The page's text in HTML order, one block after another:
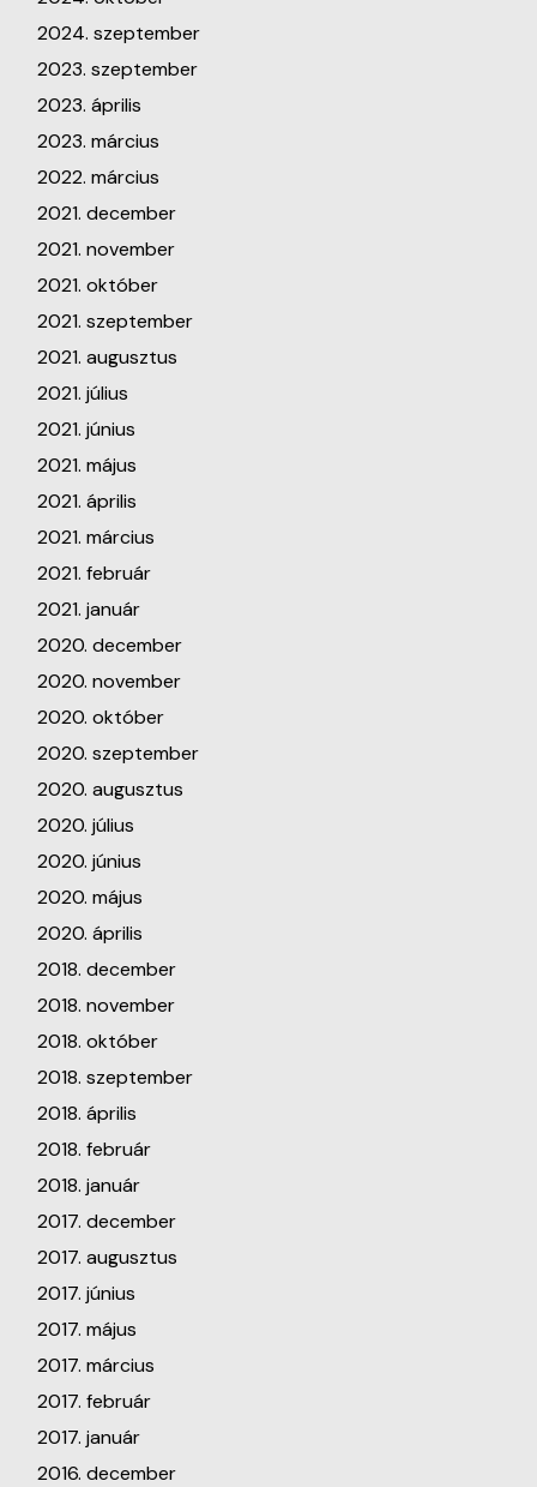
2024. szeptember
2023. szeptember
2023. április
2023. március
2022. március
2021. december
2021. november
2021. október
2021. szeptember
2021. augusztus
2021. július
2021. június
2021. május
2021. április
2021. március
2021. február
2021. január
2020. december
2020. november
2020. október
2020. szeptember
2020. augusztus
2020. július
2020. június
2020. május
2020. április
2018. december
2018. november
2018. október
2018. szeptember
2018. április
2018. február
2018. január
2017. december
2017. augusztus
2017. június
2017. május
2017. március
2017. február
2017. január
2016. december